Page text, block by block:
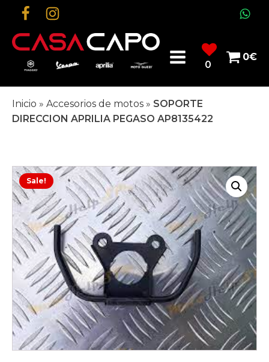
0
0€
Inicio » Accesorios de motos » SOPORTE
DIRECCION APRILIA PEGASO AP8135422
Sale!